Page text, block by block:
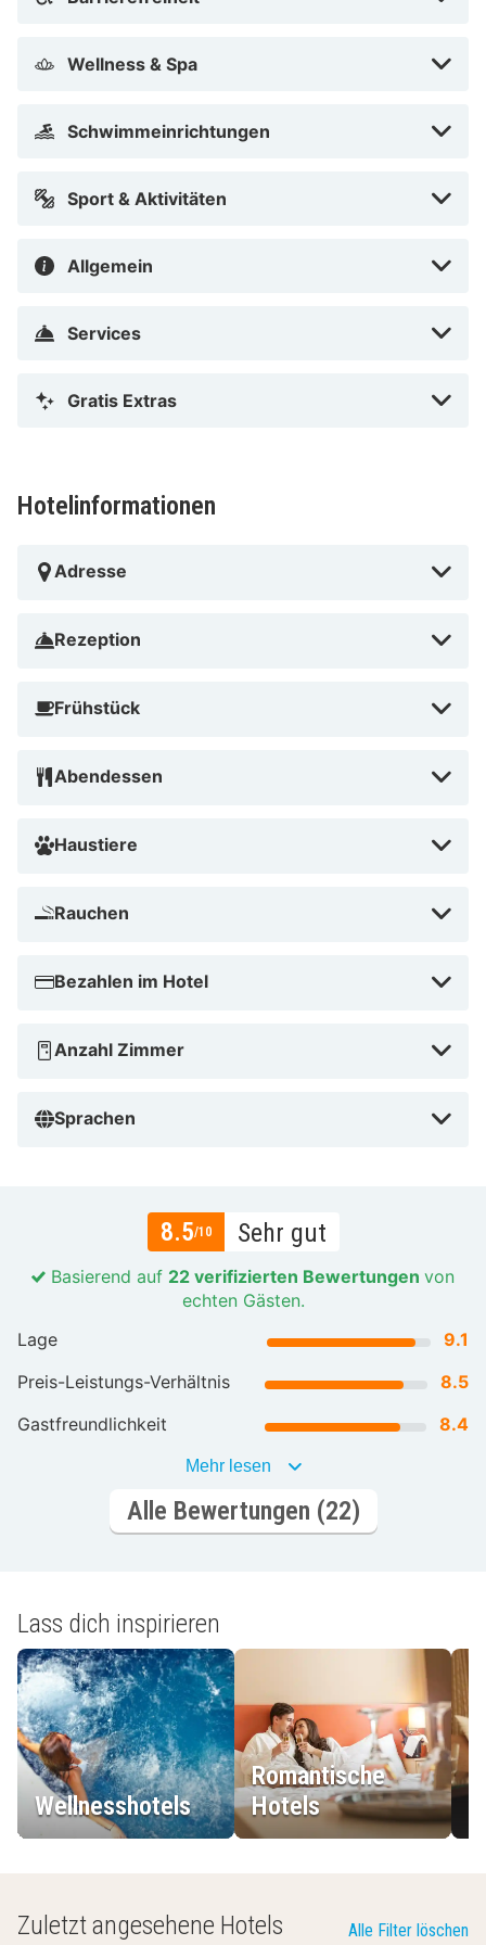
Walliserhof.
In der Umgebung des Walliserhofs gibt es viel zu tun.
Skifahren, Wandern, Radfahren und Klettern. Das Hotel
kannst du auch in den nahegelegenen Seen
Sehenswürdigkeiten in der Nähe sind das
Wellness & Spa
Schwimmeinrichtungen
Sport & Aktivitäten
Allgemein
Services
Gratis Extras
Hotelinformationen
Adresse
Rezeption
Frühstück
Abendessen
Haustiere
Rauchen
Bezahlen im Hotel
Anzahl Zimmer
Sprachen
8.5/10 Sehr gut
Basierend auf 22 verifizierten Bewertungen von
echten Gästen.
Lage
9.1
Preis-Leistungs-Verhältnis
8.5
Gastfreundlichkeit
8.4
Mehr lesen
Alle Bewertungen (22)
Lass dich inspirieren
Wellnesshotels
Romantische
Hotels
Zuletzt angesehene Hotels Alle Filter löschen